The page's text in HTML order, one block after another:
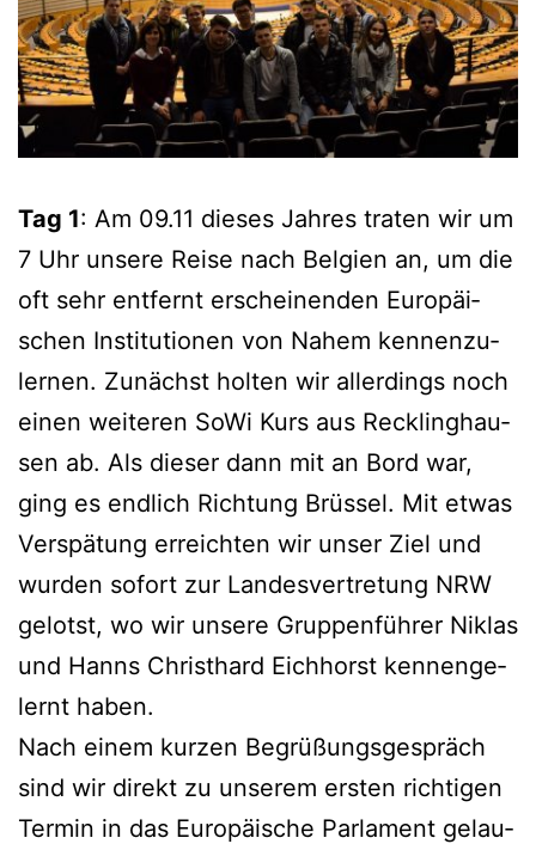
Tag 1: Am 09.11 die­ses Jah­res tra­ten wir um
7 Uhr unse­re Rei­se nach Bel­gi­en an, um die
oft sehr ent­fernt erschei­nen­den Euro­päi­
schen Insti­tu­tio­nen von Nahem ken­nen­zu­
ler­nen. Zunächst hol­ten wir aller­dings noch
einen wei­te­ren SoWi Kurs aus Reck­ling­hau­
sen ab. Als die­ser dann mit an Bord war,
ging es end­lich Rich­tung Brüs­sel. Mit etwas
Ver­spä­tung erreich­ten wir unser Ziel und
wur­den sofort zur Lan­des­ver­tre­tung NRW
gelotst, wo wir unse­re Grup­pen­füh­rer Niklas
und Hanns Christ­hard Eich­horst ken­nen­ge­
lernt haben.
Nach einem kur­zen Begrü­ßungs­ge­spräch
sind wir direkt zu unse­rem ers­ten rich­ti­gen
Ter­min in das Euro­päi­sche Par­la­ment gelau­